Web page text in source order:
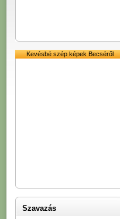
Kevésbé szép képek Becséről
Szavazás